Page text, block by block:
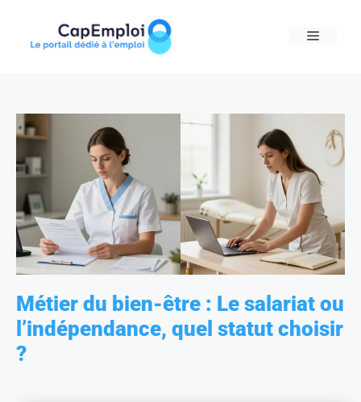
content
MENU
Métier du bien-être : Le salariat ou
l’indépendance, quel statut choisir
?